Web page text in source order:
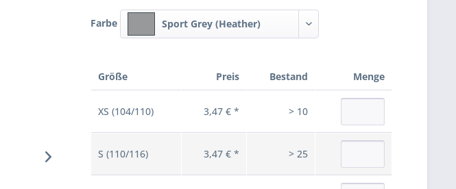
Farbe Sport Grey (Heather)
Größe Preis Bestand Menge
XS (104/110) 3,47 € * > 10
S (110/116) 3,47 € * > 25